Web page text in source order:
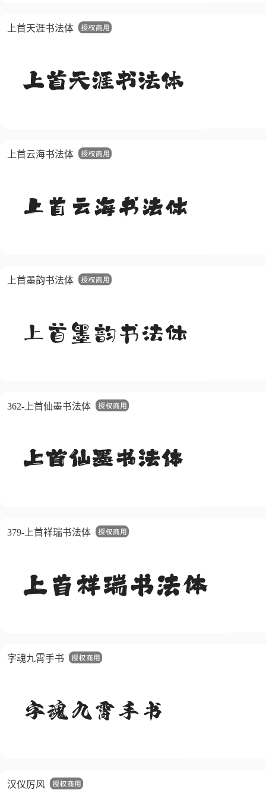
上首天涯书法体
上首云海书法体
上首墨韵书法体
362-上首仙墨书法体
379-上首祥瑞书法体
字魂九霄手书
汉仪厉风